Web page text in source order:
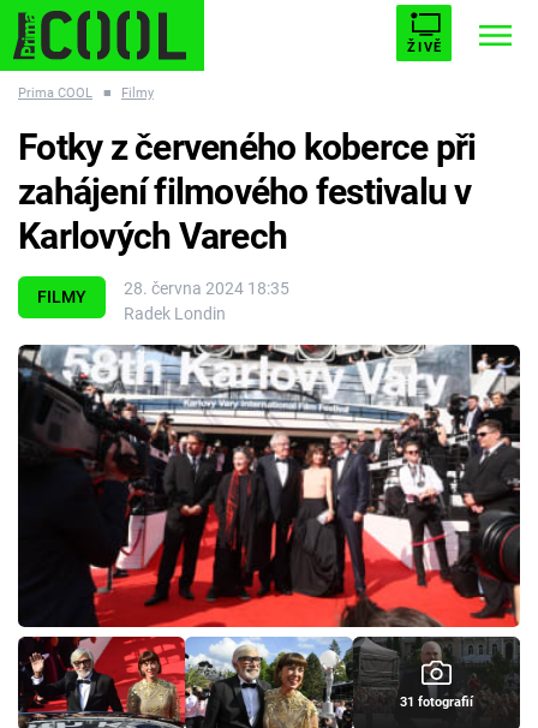
ŽIVĚ
ESCAPE PLNEJ KOTEL AVENGERS 5
Témata
Filmy
Seriály
Cool Esport
Pořady
TV Program
Prima COOL ■ Filmy
FILMY
28. června 2024 18:35
Radek Londin
Fotky z červeného koberce při
zahájení filmového festivalu v
Karlových Varech
31 fotografií